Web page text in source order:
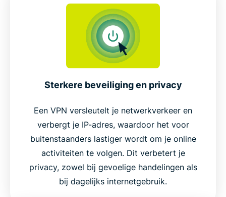
Sterkere beveiliging en privacy
Een VPN versleutelt je netwerkverkeer en
verbergt je IP-adres, waardoor het voor
buitenstaanders lastiger wordt om je online
activiteiten te volgen. Dit verbetert je
privacy, zowel bij gevoelige handelingen als
bij dagelijks internetgebruik.